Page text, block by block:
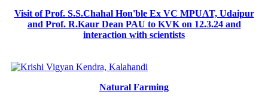
Visit of Prof. S.S.Chahal Hon'ble Ex VC MPUAT, Udaipur
and Prof. R.Kaur Dean PAU to KVK on 12.3.24 and
interaction with scientists
Natural Farming